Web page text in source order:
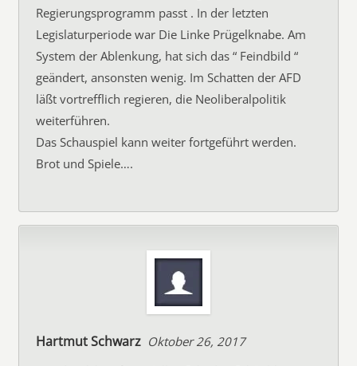
Regierungsprogramm passt . In der letzten
Legislaturperiode war Die Linke Prügelknabe. Am
System der Ablenkung, hat sich das “ Feindbild “
geändert, ansonsten wenig. Im Schatten der AFD
läßt vortrefflich regieren, die Neoliberalpolitik
weiterführen.
Das Schauspiel kann weiter fortgeführt werden.
Brot und Spiele….
Hartmut Schwarz Oktober 26, 2017